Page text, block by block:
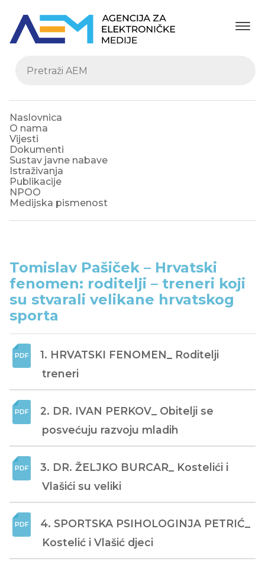
Naslovnica
O nama
Vijesti
Dokumenti
Sustav javne nabave
Istraživanja
Publikacije
NPOO
Medijska pismenost
Tomislav Pašiček – Hrvatski
fenomen: roditelji – treneri koji
su stvarali velikane hrvatskog
sporta
1. HRVATSKI FENOMEN_ Roditelji
treneri
2. DR. IVAN PERKOV_ Obitelji se
posvećuju razvoju mladih
3. DR. ŽELJKO BURCAR_ Kostelići i
Vlašići su veliki
4. SPORTSKA PSIHOLOGINJA PETRIĆ_
Kostelić i Vlašić djeci